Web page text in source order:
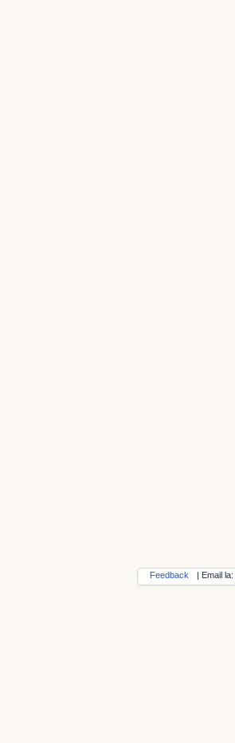
Feedback | Email la: